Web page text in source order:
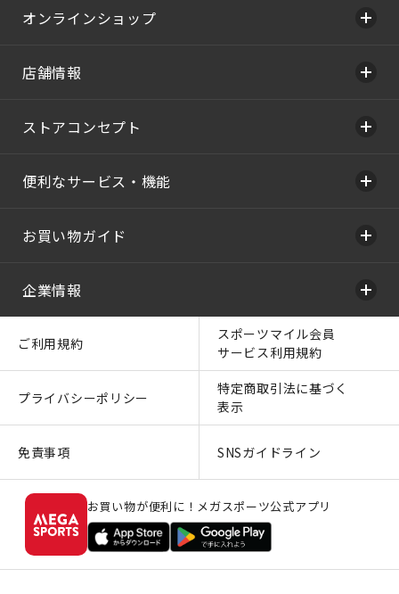
オンラインショップ
店舗情報
ストアコンセプト
便利なサービス・機能
お買い物ガイド
企業情報
ご利用規約
スポーツマイル会員
サービス利用規約
プライバシーポリシー
特定商取引法に基づく
表示
免責事項 SNSガイドライン
お買い物が便利に！メガスポーツ公式アプリ